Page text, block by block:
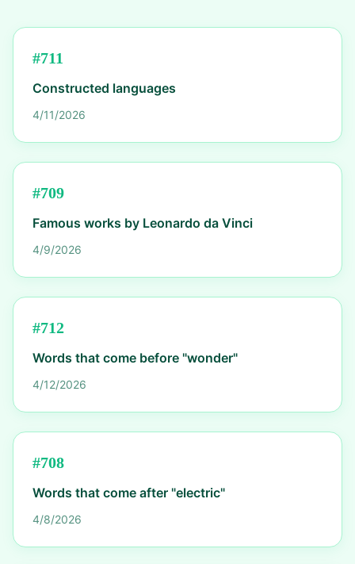
#711
Constructed languages
4/11/2026
#709
Famous works by Leonardo da Vinci
4/9/2026
#712
Words that come before "wonder"
4/12/2026
#708
Words that come after "electric"
4/8/2026